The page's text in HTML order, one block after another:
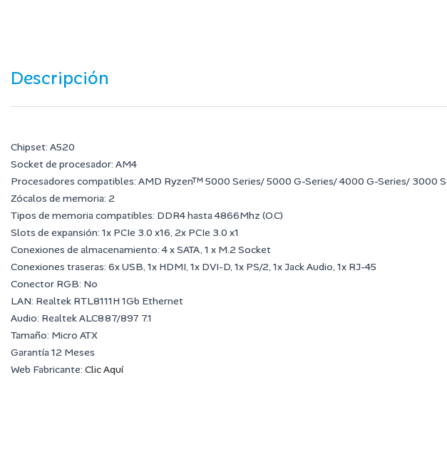
Descripción
Chipset: A520
Socket de procesador: AM4
Procesadores compatibles: AMD Ryzen™ 5000 Series/ 5000 G-Series/ 4000 G-Series/ 3000
Zócalos de memoria: 2
Tipos de memoria compatibles: DDR4 hasta 4866Mhz (O.C)
Slots de expansión: 1x PCIe 3.0 x16, 2x PCIe 3.0 x1
Conexiones de almacenamiento: 4 x SATA, 1 x M.2 Socket
Conexiones traseras: 6x USB, 1x HDMI, 1x DVI-D, 1x PS/2, 1x Jack Audio, 1x RJ-45
Conector RGB: No
LAN: Realtek RTL8111H 1Gb Ethernet
Audio: Realtek ALC887/897 7.1
Tamaño: Micro ATX
Garantía 12 Meses
Web Fabricante: Clic Aquí